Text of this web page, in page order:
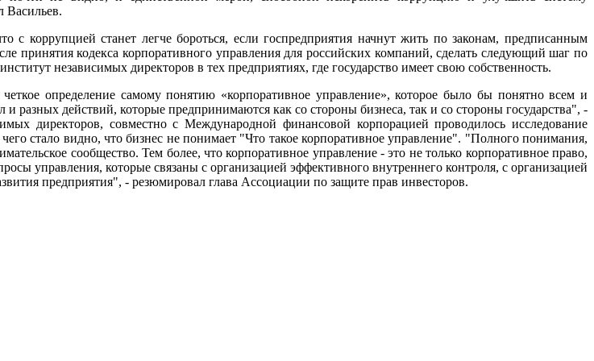
Васильев.
коррупцией станет легче бороться, если госпредприятия начнут жить по законам, предписанным
кодекса корпоративного управления для российских компаний, сделать следующий шаг по
независимых директоров в тех предприятиях, где государство имеет свою собственность.
определение самому понятию «корпоративное управление», которое было бы понятно всем и
разных действий, которые предпринимаются как со стороны бизнеса, так и со стороны государства", -
директоров, совместно с Международной финансовой корпорацией проводилось исследование
стало видно, что бизнес не понимает "Что такое корпоративное управление". "Полного понимания,
сообщество. Тем более, что корпоративное управление - это не только корпоративное право,
управления, которые связаны с организацией эффективного внутреннего контроля, с организацией
предприятия", - резюмировал глава Ассоциации по защите прав инвесторов.